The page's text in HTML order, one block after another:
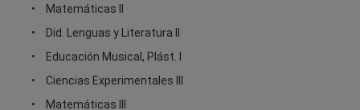
Matemáticas II
Did. Lenguas y Literatura II
Educación Musical, Plást. I
Ciencias Experimentales III
Matemáticas III